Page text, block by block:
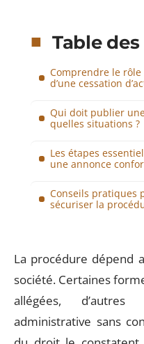
Table
Comprendre le rôle
d’une cessation
Qui doit publier
quelles situations ?
Les étapes
une annonce
Conseils pratiques
sécuriser la
La procédure dépend
société. Certaines
allégées,
administrative sans